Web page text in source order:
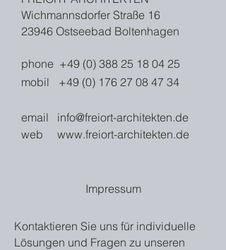
Wichmannsdorfer Straße 16
23946 Ostseebad Boltenhagen
phone +49 (0) 388 25 18 04 25
mobil
+49 (0) 176 27 08 47 34
email info@freiort-architekten.de
web www.freiort-architekten.de
Impressum
Kontaktieren Sie uns für individuelle
Lösungen und Fragen zu unseren